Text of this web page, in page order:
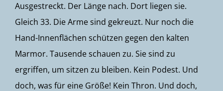
Ausgestreckt. Der Länge nach. Dort liegen sie.
Gleich 33. Die Arme sind gekreuzt. Nur noch die
Hand-Innenflächen schützen gegen den kalten
Marmor. Tausende schauen zu. Sie sind zu
ergriffen, um sitzen zu bleiben. Kein Podest. Und
doch, was für eine Größe! Kein Thron. Und doch,